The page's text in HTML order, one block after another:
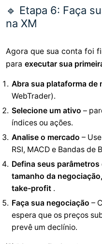
🔹 Etapa 6: Faça
na XM
Agora que sua conta foi
para executar sua
Abra sua plataforma de
WebTrader).
Selecione um ativo –
índices ou ações.
Analise o mercado –
RSI, MACD e Bandas de
Defina seus
tamanho da
take-profit .
Faça sua negociação –
espera que os preços
prevê um declínio.